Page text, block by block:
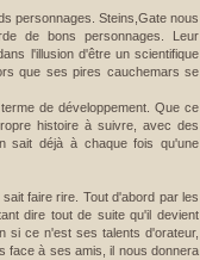
personnages. Steins,Gate nous
de bons personnages. Leur
l'illusion d'être un scientifique
que ses pires cauchemars se
de développement. Que ce
histoire à suivre, avec des
sait déjà à chaque fois qu'une
faire rire. Tout d'abord par les
dire tout de suite qu'il devient
si ce n'est ses talents d'orateur,
face à ses amis, il nous donnera